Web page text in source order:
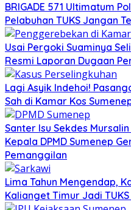
BRIGADE 571 Ultimatum
Pelabuhan TUKS Jangan
Usai Pergoki Suaminya
Resmi Laporan Dugaan
Lagi Asyik Indehoi!
Sah di Kamar Kos
Santer Isu Sekdes
Kepala DPMD Sumenep
Pemanggilan
Lima Tahun Mengendap,
Kalianget Timur Jadi